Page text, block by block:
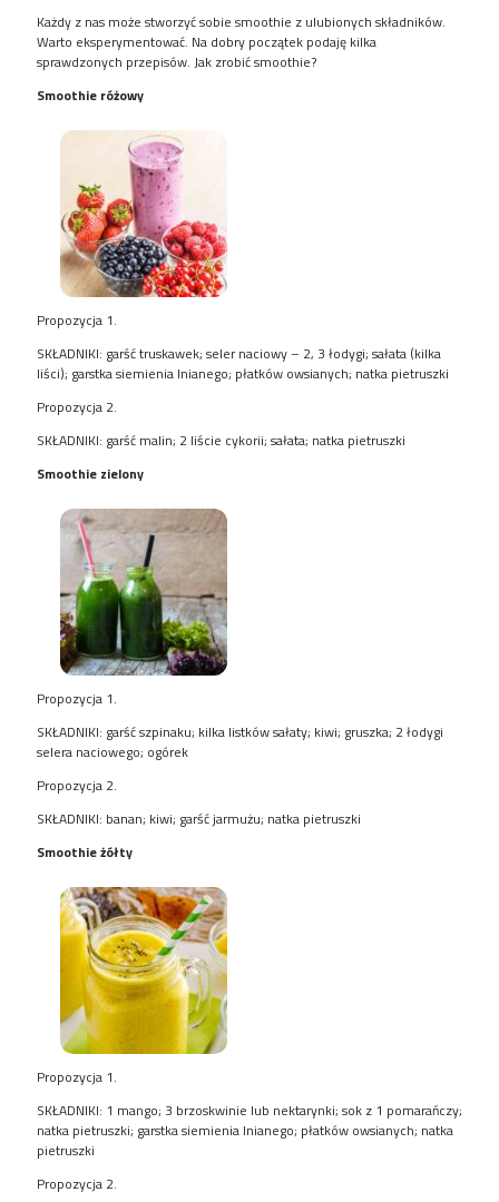
Każdy z nas może stworzyć sobie smoothie z ulubionych składników.
Warto eksperymentować. Na dobry początek podaję kilka
sprawdzonych przepisów. Jak zrobić smoothie?
Smoothie różowy
Propozycja 1.
SKŁADNIKI: garść truskawek; seler naciowy – 2, 3 łodygi; sałata (kilka
liści); garstka siemienia lnianego; płatków owsianych; natka pietruszki
Propozycja 2.
SKŁADNIKI: garść malin; 2 liście cykorii; sałata; natka pietruszki
Smoothie zielony
Propozycja 1.
SKŁADNIKI: garść szpinaku; kilka listków sałaty; kiwi; gruszka; 2 łodygi
selera naciowego; ogórek
Propozycja 2.
SKŁADNIKI: banan; kiwi; garść jarmużu; natka pietruszki
Smoothie żółty
Propozycja 1.
SKŁADNIKI: 1 mango; 3 brzoskwinie lub nektarynki; sok z 1 pomarańczy;
natka pietruszki; garstka siemienia lnianego; płatków owsianych; natka
pietruszki
Propozycja 2.